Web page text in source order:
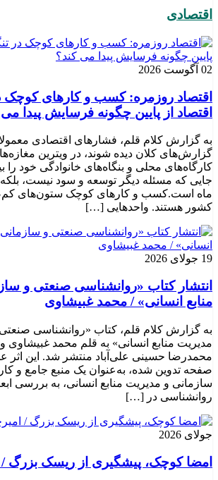
اقتصادی
02 آگوست 2026
اقتصاد روزمره: کسب‌ و کارهای کوچک
اقتصاد از پایین چگونه فرسایش پیدا
به گزارش کلام قلم، فشارهای اقتصادی معمولا
گزارش‌های کلان دیده شوند، در ویترین
کارگاه‌های محلی و بنگاه‌های خانوادگی خود را
جایی که مسئله دیگر توسعه و سود نیست، بلکه
ماه است.کسب‌ و کارهای کوچک ستون‌های
کشور هستند. واحدهایی […]
19 جولای 2026
انتشار کتاب «روانشناسی صنعتی و
منابع انسانی» / محمد غبیشاوی
به گزارش کلام قلم، کتاب «روانشناسی
مدیریت منابع انسانی» به قلم محمد غبیشاوی
صفحه تدوین شده، به‌عنوان یک منبع جامع و
سازمانی و مدیریت منابع انسانی، به بررسی
روانشناسی در […]
جولای 2026
امضا کوچک، پیشگیری از ریسک بزرگ /